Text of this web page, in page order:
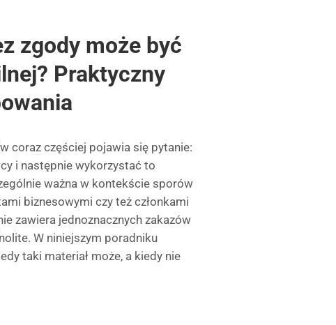
zgody może być
Praktyczny
coraz częściej pojawia się pytanie:
i następnie wykorzystać to
ważna w kontekście sporów
biznesowymi czy też członkami
zawiera jednoznacznych zakazów
W niniejszym poradniku
taki materiał może, a kiedy nie